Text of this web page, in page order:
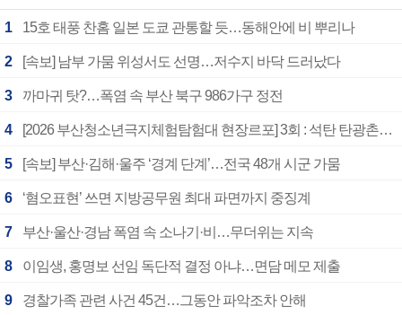
1 15호 태풍 찬홈 일본 도쿄 관통할 듯…동해안에 비 뿌리나
2 [속보] 남부 가뭄 위성서도 선명…저수지 바닥 드러났다
3 까마귀 탓?…폭염 속 부산 북구 986가구 정전
4 [2026 부산청소년극지체험탐험대 현장르포] 3회 : 석탄 탄광촌에서 북극 연구의 중심지로
5 [속보] 부산·김해·울주 ‘경계 단계’…전국 48개 시군 가뭄
6 ‘혐오표현’ 쓰면 지방공무원 최대 파면까지 중징계
7 부산·울산·경남 폭염 속 소나기·비…무더위는 지속
8 이임생, 홍명보 선임 독단적 결정 아냐…면담 메모 제출
9 경찰가족 관련 사건 45건…그동안 파악조차 안해